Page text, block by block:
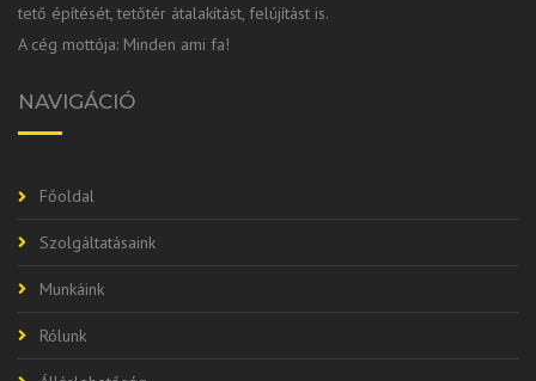
tető építését, tetőtér átalakítást, felújítást is.
A cég mottója: Minden ami fa!
NAVIGÁCIÓ
Főoldal
Szolgáltatásaink
Munkáink
Rólunk